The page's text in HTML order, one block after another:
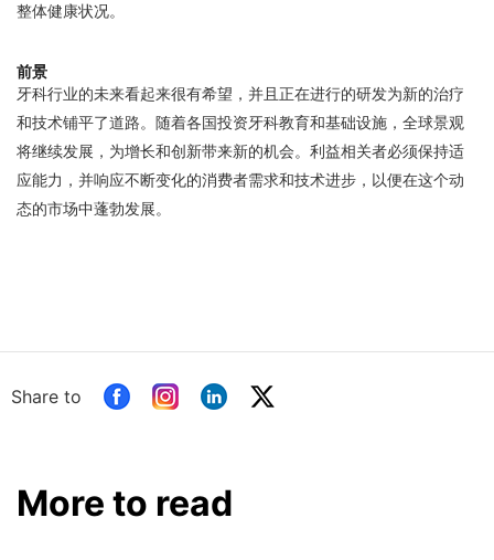
整体健康状况。
前景
牙科行业的未来看起来很有希望，并且正在进行的研发为新的治疗
和技术铺平了道路。随着各国投资牙科教育和基础设施，全球景观
将继续发展，为增长和创新带来新的机会。利益相关者必须保持适
应能力，并响应不断变化的消费者需求和技术进步，以便在这个动
态的市场中蓬勃发展。
Share to
More to read